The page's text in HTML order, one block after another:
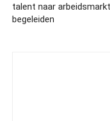
talent naar arbeidsmarkt
begeleiden